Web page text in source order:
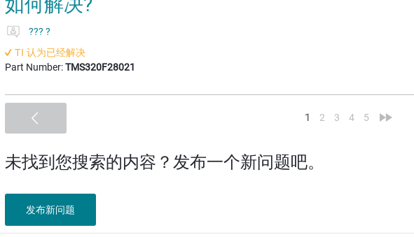
??? ?
TI 认为已经解决
Part Number:TMS320F28021
1 2 3 4 5
未找到您搜索的内容？发布一个新问题吧。
发布新问题